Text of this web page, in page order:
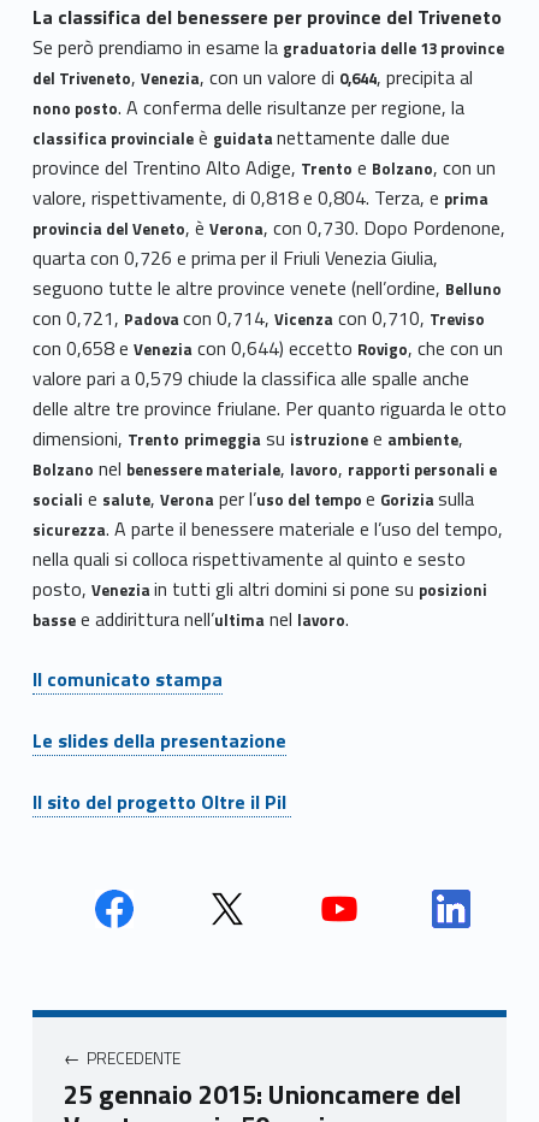
La classifica del benessere per province del Triveneto
Se però prendiamo in esame la graduatoria delle 13 province
del Triveneto, Venezia, con un valore di 0,644, precipita al
nono posto. A conferma delle risultanze per regione, la
classifica provincialeè guidatanettamente dalle due
province del Trentino Alto Adige, Trento e Bolzano, con un
valore, rispettivamente, di 0,818 e 0,804. Terza, e prima
provincia del Veneto, è Verona, con 0,730. Dopo Pordenone,
quarta con 0,726 e prima per il Friuli Venezia Giulia,
seguono tutte le altre province venete (nell’ordine, Belluno
con 0,721, Padovacon 0,714, Vicenzacon 0,710, Treviso
con 0,658 e Veneziacon 0,644) eccetto Rovigo, che con un
valore pari a 0,579 chiude la classifica alle spalle anche
delle altre tre province friulane. Per quanto riguarda le otto
dimensioni, Trento primeggiasu istruzionee ambiente,
Bolzano nel benessere materiale, lavoro, rapporti personali e
sociali e salute, Veronaper l’uso del tempo e Goriziasulla
sicurezza. A parte il benessere materiale e l’uso del tempo,
nella quali si colloca rispettivamente al quinto e sesto
posto, Veneziain tutti gli altri domini si pone su posizioni
bassee addirittura nell’ultimanel lavoro.
Il comunicato stampa
Le slides della presentazione
Il sito del progetto Oltre il Pil
Unio
mer
e
Unio
e
Unio
e
Unio
e
Navigazione articoli
PRECEDENTE
25 gennaio 2015: Unioncamere del